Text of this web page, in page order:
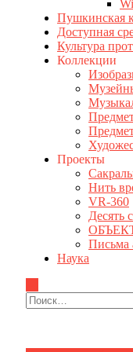
Пушкинская
Доступная
Культура
Коллекции
Проекты
Нить
VR-360
Десять
Письма
Наука
Найти: